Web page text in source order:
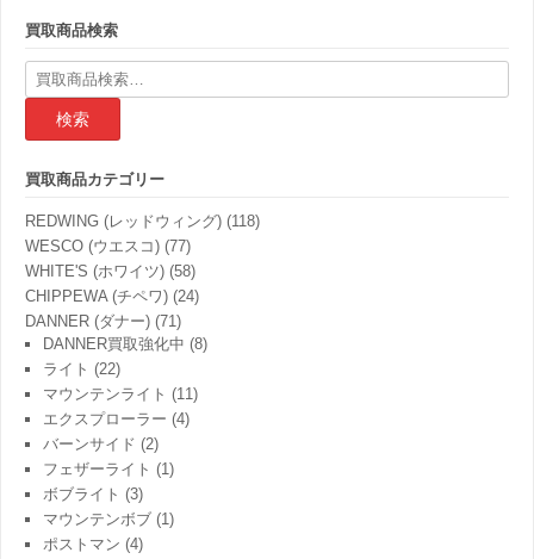
買取商品検索
検
索
果:
買取商品カテゴリー
REDWING (レッドウィング) (118)
WESCO (ウエスコ) (77)
WHITE'S (ホワイツ) (58)
CHIPPEWA (チペワ) (24)
DANNER (ダナー) (71)
DANNER買取強化中 (8)
ライト (22)
マウンテンライト (11)
エクスプローラー (4)
バーンサイド (2)
フェザーライト (1)
ボブライト (3)
マウンテンボブ (1)
ポストマン (4)